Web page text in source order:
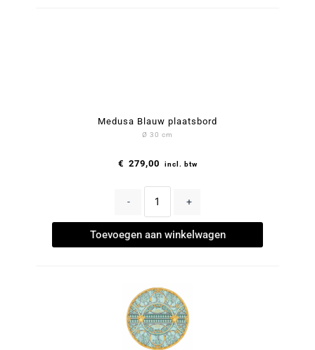
Medusa Blauw plaatsbord
Ø 30 cm
€ 279,00 incl. btw
- +
Toevoegen aan winkelwagen